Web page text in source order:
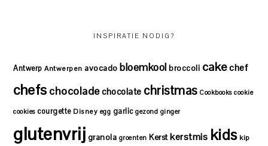
INSPIRATIE NODIG?
Antwerp Antwerpen avocado bloemkool broccoli cakechef
chefs chocoladechocolate christmas Cookbooks cookie
cookies courgette Disney egg garlic gezond ginger
glutenvrij granola groenten Kerst kerstmis kids kip